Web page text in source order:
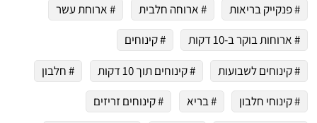
# פנקייק בריאות
# ארוחה חלבית
# ארוחת עשר
# ארוחות בוקר ב-10 דקות
# קינוחים
# קינוחים לשבועות
# קינוחים תוך 10 דקות
# חלבון
# קינוחי חלבון
# בריא
# קינוחים זריזים